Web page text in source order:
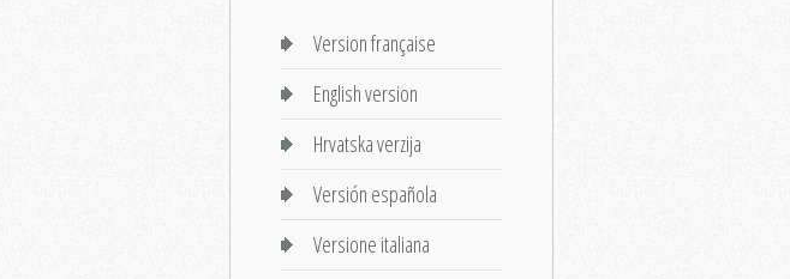
Version française
English version
Hrvatska verzija
Versión española
Versione italiana